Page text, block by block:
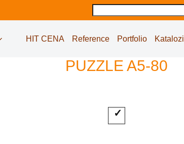
HIT CENA Reference Portfolio Katalozi
PUZZLE A5-80